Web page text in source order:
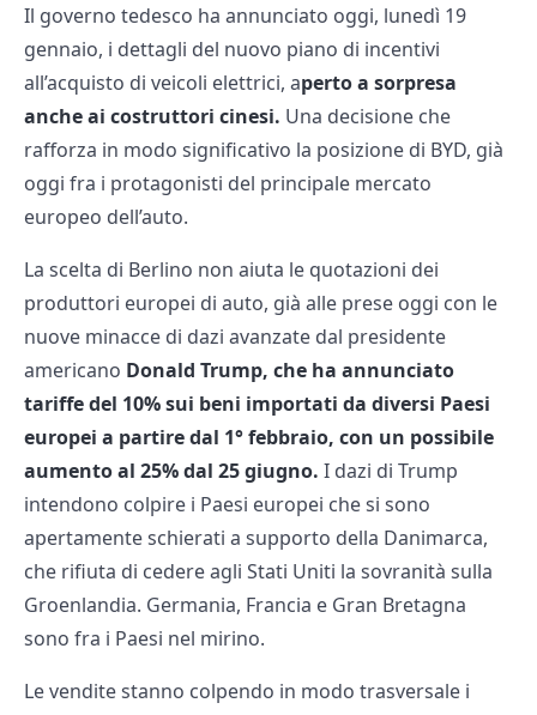
Il governo tedesco ha annunciato oggi, lunedì 19
gennaio, i dettagli del nuovo piano di incentivi
all’acquisto di veicoli elettrici, aperto a sorpresa
anche ai costruttori cinesi. Una decisione che
rafforza in modo significativo la posizione di BYD, già
oggi fra i protagonisti del principale mercato
europeo dell’auto.
La scelta di Berlino non aiuta le quotazioni dei
produttori europei di auto, già alle prese oggi con le
nuove minacce di dazi avanzate dal presidente
americano Donald Trump, che ha annunciato
tariffe del 10% sui beni importati da diversi Paesi
europei a partire dal 1° febbraio, con un possibile
aumento al 25% dal 25 giugno. I dazi di Trump
intendono colpire i Paesi europei che si sono
apertamente schierati a supporto della Danimarca,
che rifiuta di cedere agli Stati Uniti la sovranità sulla
Groenlandia. Germania, Francia e Gran Bretagna
sono fra i Paesi nel mirino.
Le vendite stanno colpendo in modo trasversale i